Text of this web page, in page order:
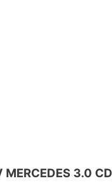
MERCEDES 3.0